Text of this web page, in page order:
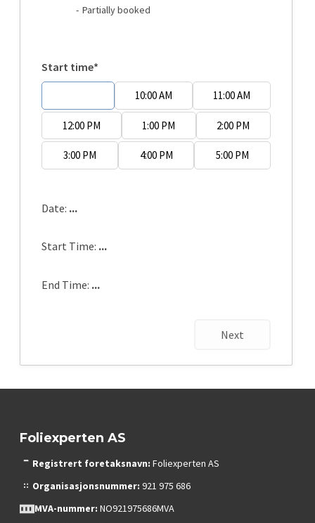
- Partially booked
Start time*
10:00 AM 11:00 AM
12:00 PM 1:00 PM 2:00 PM
3:00 PM 4:00 PM 5:00 PM
Date: ...
Start Time: ...
End Time: ...
Next
Foliexperten AS
Registrert foretaksnavn: Foliexperten AS
Organisasjonsnummer: 921 975 686
MVA-nummer: NO921975686MVA